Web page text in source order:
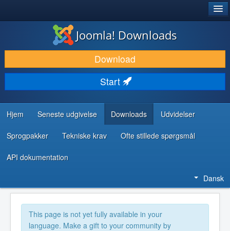
DOWNLOAD & UDVID
OPDAG & LÆR
FÆLLESSKABET & SUPPORT
UDVIKLERRESSOURCER
Joomla! Downloads
Download
Start
Hjem Seneste udgivelse Downloads Udvidelser
Sprogpakker Tekniske krav Ofte stillede spørgsmål
API dokumentation
Dansk
This page is not yet fully available in your
language. Make a gift to your community by